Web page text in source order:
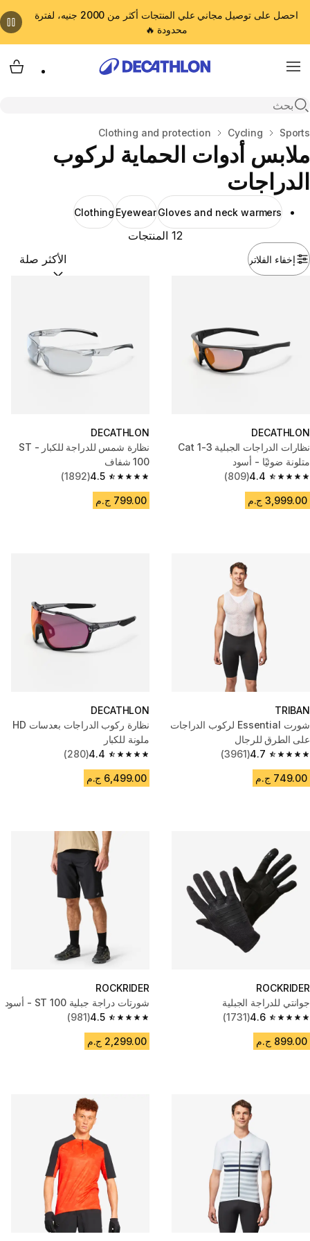
احصل على توصيل مجاني علي المنتجات أكثر من 2000 جنيه، لفترة
محدودة 🔥
Menu
Open search
المنزل
Sports
Cycling
Clothing and protection
ملابس أدوات الحماية لركوب
الدراجات
Gloves and neck warmers
Eyewear
Clothing
إخفاء الفلاتر
12 المنتجات
ترتيب حسب:
DECATHLON
نظارات الدراجات الجبلية Cat 1-3
متلونة ضوئيًا - أسود
4.4
4.4 out of 5 stars from 809 reviews
(809)
3,999.00 ج.م
DECATHLON
نظارة شمس للدراجة للكبار - ST
100 شفاف
4.5
4.5 out of 5 stars from 1892 reviews
(1892)
799.00 ج.م
TRIBAN
شورت Essential لركوب الدراجات
على الطرق للرجال
4.7
4.7 out of 5 stars from 3961 reviews
(3961)
749.00 ج.م
DECATHLON
نظارة ركوب الدراجات بعدسات HD
ملونة للكبار
4.4
4.4 out of 5 stars from 280 reviews
(280)
6,499.00 ج.م
ROCKRIDER
جوانتي للدراجة الجبلية
4.6
4.6 out of 5 stars from 1731 reviews
(1731)
899.00 ج.م
ROCKRIDER
شورتات دراجة جبلية ST 100 - أسود
4.5
4.5 out of 5 stars from 981 reviews
(981)
2,299.00 ج.م